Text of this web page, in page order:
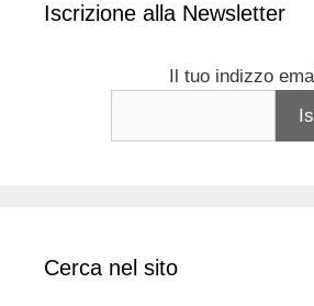
Iscrizione alla Newsletter
Il tuo indizzo
Cerca nel sito